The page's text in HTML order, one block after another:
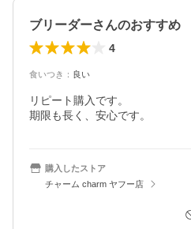
ブリーダーさんのおすすめ
4
食いつき ： 良い
リピート購入です。
期限も長く、安心です。
購入したストア
チャーム charm ヤフー店